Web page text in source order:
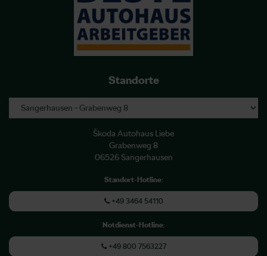
Standorte
Škoda Autohaus Liebe
Grabenweg 8
06526 Sangerhausen
Standort-Hotline:
+49 3464 54110
Notdienst-Hotline:
+49 800 7563227